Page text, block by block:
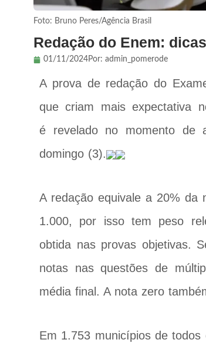
Foto: Bruno Peres/Agência Brasil
Redação do Enem:
01/11/2024Por: admin_pomerode
A prova de redação do
que criam mais expectativa
é revelado no momento de
domingo (3).
A redação equivale a 20%
1.000, por isso tem peso
obtida nas provas objetivas.
notas nas questões de
média final. A nota zero
Em 1.753 municípios de